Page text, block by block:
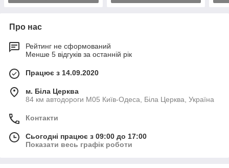
Про нас
Рейтинг не сформований
Менше 5 відгуків за останній рік
Працює з 14.09.2020
м. Біла Церква
84 км автодороги М05 Київ-Одеса, Біла Церква, Україна
Контакти
Сьогодні працює з 09:00 до 17:00
Показати весь графік роботи